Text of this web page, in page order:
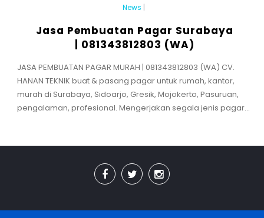
News |
Jasa Pembuatan Pagar Surabaya
| 081343812803 (WA)
JASA PEMBUATAN PAGAR MURAH | 081343812803 (WA) CV.
HANAN TEKNIK buat & pasang pagar untuk rumah, kantor,
murah di Surabaya, Sidoarjo, Gresik, Mojokerto, Pasuruan,
pengalaman, profesional. Mengerjakan segala jenis pagar...